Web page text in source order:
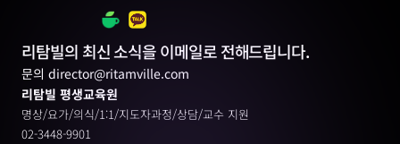
리탐빌의 최신 소식을 이메일로 전해드립니다.
문의 director@ritamville.com
리탐빌 평생교육원
명상/요가/의식/1:1/지도자과정/상담/교수 지원
02-3448-9901